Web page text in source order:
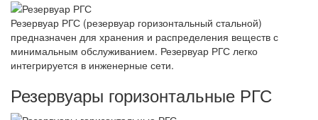
Резервуар РГС (резервуар горизонтальный стальной)
предназначен для хранения и распределения веществ с
минимальным обслуживанием. Резервуар РГС легко
интегрируется в инженерные сети.
Резервуары горизонтальные РГС